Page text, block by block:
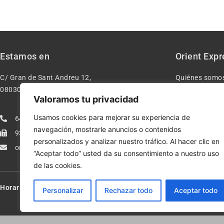
Valoramos tu privacidad
Usamos cookies para mejorar su experiencia de
navegación, mostrarle anuncios o contenidos
personalizados y analizar nuestro tráfico. Al hacer clic en
“Aceptar todo” usted da su consentimiento a nuestro uso
de las cookies.
Personalizar Rechazar todo Aceptar todo
Estamos en
C/ Gran de Sant Andreu 12,
08030 – Barcelona España
640277962
933113005
orientexpressmodelismo@gmail.com
Orient
Quiénes
Condiciones
Política de
Política de
Horario: Lun-Vie de 10:00-13:30 y 17:00-20:00 – Sáb de 10:00-13:30